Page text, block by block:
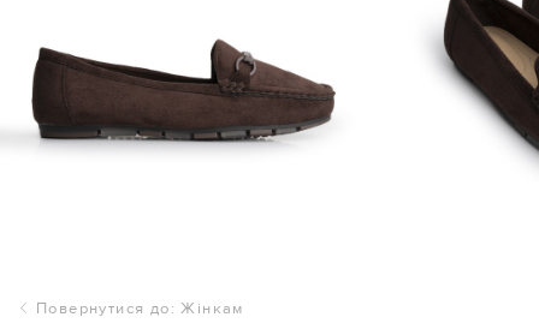
Повернутися до: Жінкам